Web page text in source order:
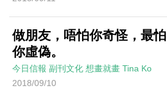
做朋友，唔怕你奇怪，最怕
你虛偽。
今日信報 副刊文化 想畫就畫 Tina Ko
2018/09/10